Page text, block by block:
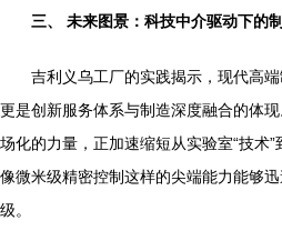
三、 未来图景：科技中介驱动下的
吉利义乌工厂的实践揭示，现代高
更是创新服务体系与制造深度融合的体
场化的力量，正加速缩短从实验室“技术
像微米级精密控制这样的尖端能力能够
级。